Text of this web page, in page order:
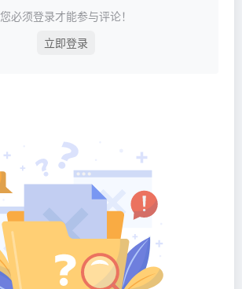
您必须登录才能参与评论！
立即登录